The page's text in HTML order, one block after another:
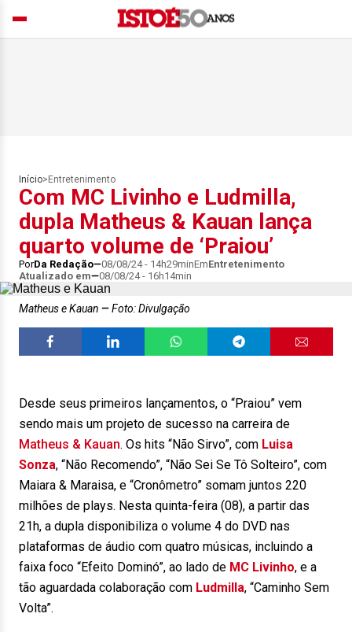
Início> Entretenimento
Com MC Livinho e Ludmilla,
dupla Matheus & Kauan lança
quarto volume de ‘Praiou’
PorDa Redação 08/08/24 - 14h29minEmEntretenimento
Atualizado em
08/08/24 - 16h14min
Matheus e Kauan Foto: Divulgação
Desde seus primeiros lançamentos, o “Praiou” vem
sendo mais um projeto de sucesso na carreira de
Matheus & Kauan. Os hits “Não Sirvo”, com Luisa
Sonza, “Não Recomendo”, “Não Sei Se Tô Solteiro”, com
Maiara & Maraisa, e “Cronômetro” somam juntos 220
milhões de plays. Nesta quinta-feira (08), a partir das
21h, a dupla disponibiliza o volume 4 do DVD nas
plataformas de áudio com quatro músicas, incluindo a
faixa foco “Efeito Dominó”, ao lado de MC Livinho, e a
tão aguardada colaboração com Ludmilla, “Caminho Sem
Volta”.